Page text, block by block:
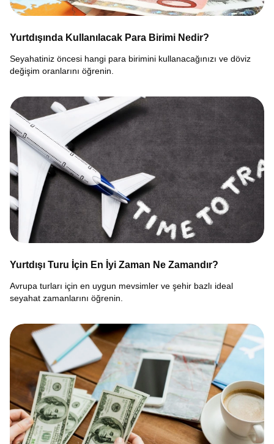
Yurtdışında Kullanılacak Para Birimi Nedir?
Seyahatiniz öncesi hangi para birimini kullanacağınızı ve döviz
değişim oranlarını öğrenin.
Yurtdışı Turu İçin En İyi Zaman Ne Zamandır?
Avrupa turları için en uygun mevsimler ve şehir bazlı ideal
seyahat zamanlarını öğrenin.